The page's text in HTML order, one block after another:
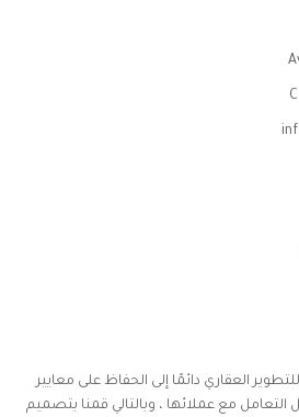
العقاري دائمًا إلى الحفاظ على معايير
التعامل مع عملائها ، وبالتالي قمنا بتصميم